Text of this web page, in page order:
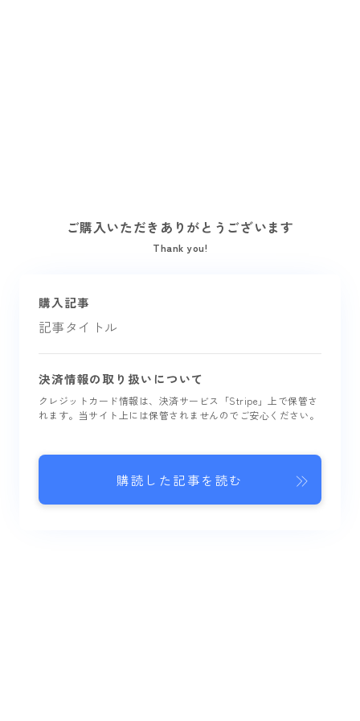
ご購入いただきありがとうございます
Thank you!
購入記事
記事タイトル
決済情報の取り扱いについて
クレジットカード情報は、決済サービス「Stripe」上で保管さ
れます。当サイト上には保管されませんのでご安心ください。
購読した記事を読む